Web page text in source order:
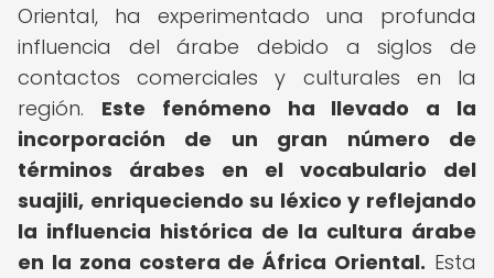
Oriental, ha experimentado una profunda
influencia del árabe debido a siglos de
contactos comerciales y culturales en la
región. Este fenómeno ha llevado a la
incorporación de un gran número de
términos árabes en el vocabulario del
suajili, enriqueciendo su léxico y reflejando
la influencia histórica de la cultura árabe
en la zona costera de África Oriental. Esta